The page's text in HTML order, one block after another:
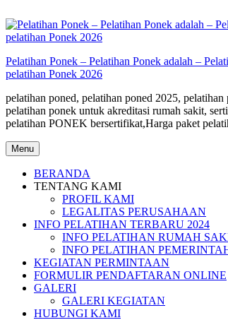
to
content
Pelatihan Ponek – Pelatihan Ponek adalah –
pelatihan Ponek 2026
pelatihan poned, pelatihan poned 2025,
pelatihan ponek untuk akreditasi rumah sakit,
pelatihan PONEK bersertifikat,Harga paket
Menu
BERANDA
TENTANG KAMI
PROFIL KAMI
LEGALITAS PERUSAHAAN
INFO PELATIHAN TERBARU 2024
INFO PELATIHAN RUMAH
INFO PELATIHAN
KEGIATAN PERMINTAAN
FORMULIR PENDAFTARAN ONLINE
GALERI
GALERI KEGIATAN
HUBUNGI KAMI